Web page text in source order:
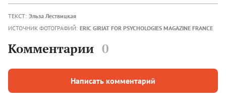
ТЕКСТ: Эльза Лествицкая
ИСТОЧНИК ФОТОГРАФИЙ: ERIC GIRIAT FOR PSYCHOLOGIES MAGAZINE FRANCE
Комментарии 0
Написать комментарий